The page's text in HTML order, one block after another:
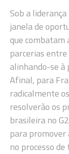
Sob a
janela de
que combatam
parcerias
alinhando-se à
Afinal, para
radicalmente
resolverão os
brasileira no
para promover
no processo de